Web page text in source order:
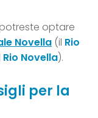
optare
Novella (il Rio
Rio Novella).
per la